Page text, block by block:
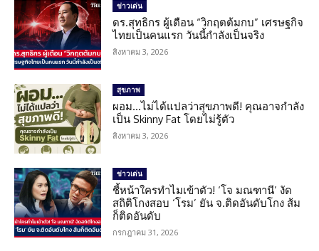
ข่าวเด่น
ดร.สุทธิกร ผู้เตือน “วิกฤตต้มกบ” เศรษฐกิจ
ไทยเป็นคนแรก วันนี้กำลังเป็นจริง
สิงหาคม 3, 2026
สุขภาพ
ผอม…ไม่ได้แปลว่าสุขภาพดี! คุณอาจกำลัง
เป็น Skinny Fat โดยไม่รู้ตัว
สิงหาคม 3, 2026
ข่าวเด่น
ชี้หน้าใครทำไมเข้าตัว! ‘โจ มณฑานี’ งัด
สถิติโกงสอบ ‘โรม’ ยัน จ.ติดอันดับโกง ส้ม
ก็ติดอันดับ
กรกฎาคม 31, 2026